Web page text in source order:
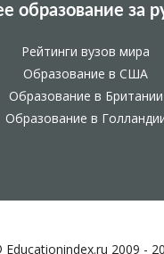
образование за
Рейтинги вузов мира
Образование в США
Образование в Британии
Образование в
Educationindex.ru 2009 -